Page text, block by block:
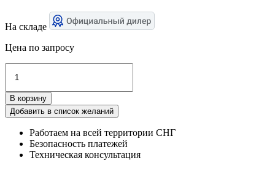
На складе
Цена по запросу
товара
МШС-5,5
(3
звена)
В корзину
Добавить в список желаний
Работаем на всей территории СНГ
Безопасность платежей
Техническая консультация